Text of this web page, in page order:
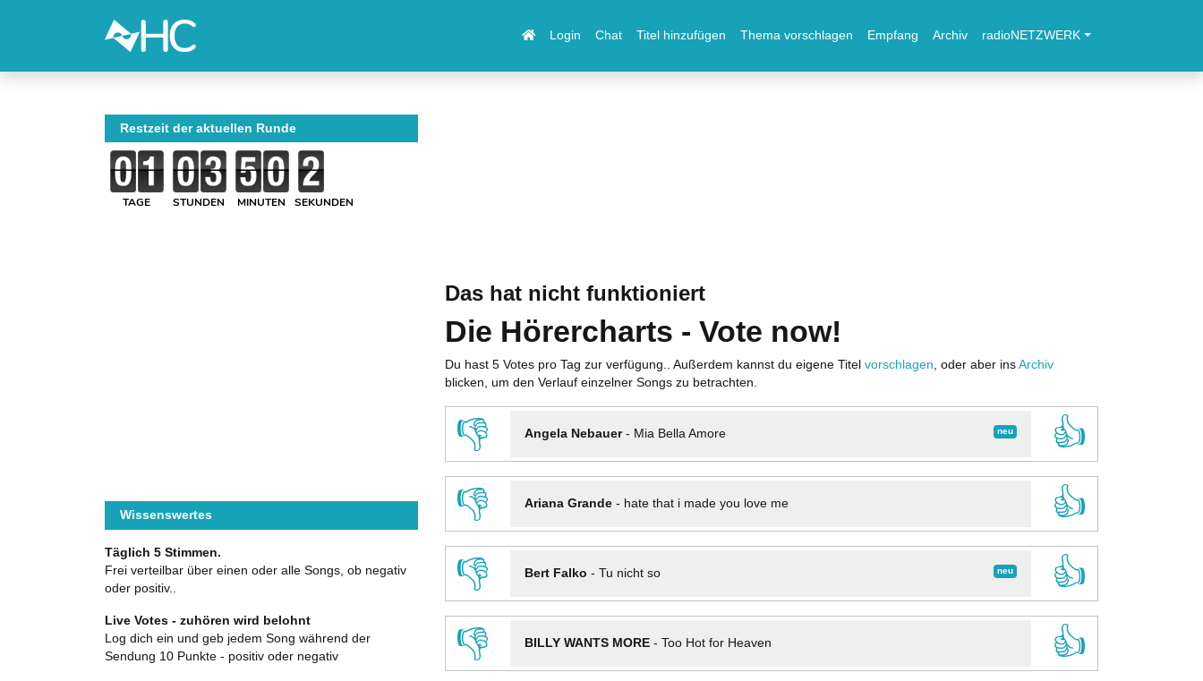
Login Chat Titel hinzufügen Thema vorschlagen Empfang Archiv radioNETZWERK
Das hat nicht funktioniert
Die Hörercharts - Vote now!
Du hast 5 Votes pro Tag zur verfügung.. Außerdem kannst du eigene Titel vorschlagen , oder aber ins Archiv
blicken, um den Verlauf einzelner Songs zu betrachten.
👎 neu
Angela Nebauer- Mia Bella Amore
👍
👎
Ariana Grande- hate that i made you love me
👍
👎
neu
Bert Falko - Tu nicht so
👍
👎
BILLY WANTS MORE- Too Hot for Heaven
👍
Restzeit der aktuellen Runde
TAGE STUNDEN MINUTEN SEKUNDEN
Wissenswertes
Täglich 5 Stimmen.
Frei verteilbar über einen oder alle Songs, ob negativ
oder positiv..
Live Votes - zuhören wird belohnt
Log dich ein und geb jedem Song während der
Sendung 10 Punkte - positiv oder negativ